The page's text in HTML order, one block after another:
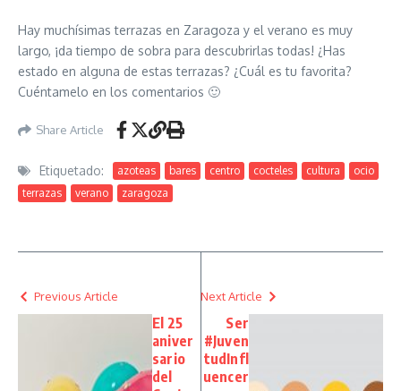
Hay muchísimas terrazas en Zaragoza y el verano es muy
largo, ¡da tiempo de sobra para descubrirlas todas! ¿Has
estado en alguna de estas terrazas? ¿Cuál es tu favorita?
Cuéntamelo en los comentarios 🙂
Share Article
Etiquetado: azoteas bares centro cocteles cultura
ocio
terrazas
verano zaragoza
Previous Article
El 25
aniver
sario
del
Next Article
Ser
#Juven
tudInfl
uencer